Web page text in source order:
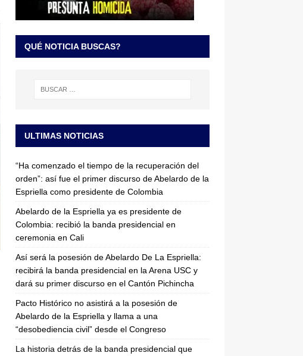
QUÉ NOTICIA BUSCAS?
ULTIMAS NOTICIAS
“Ha comenzado el tiempo de la recuperación del
orden”: así fue el primer discurso de Abelardo de la
Espriella como presidente de Colombia
Abelardo de la Espriella ya es presidente de
Colombia: recibió la banda presidencial en
ceremonia en Cali
Así será la posesión de Abelardo De La Espriella:
recibirá la banda presidencial en la Arena USC y
dará su primer discurso en el Cantón Pichincha
Pacto Histórico no asistirá a la posesión de
Abelardo de la Espriella y llama a una
“desobediencia civil” desde el Congreso
La historia detrás de la banda presidencial que